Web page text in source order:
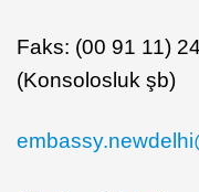
Faks: (00 91 11)
(Konsolosluk şb)